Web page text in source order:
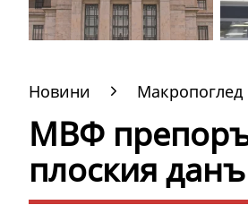
Новини Макропоглед
МВФ
плоския